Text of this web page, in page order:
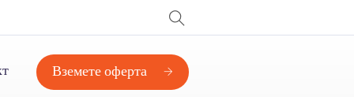
Вземете оферта